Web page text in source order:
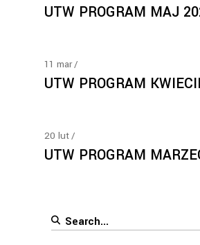
UTW PROGRAM MAJ
11 mar
UTW PROGRAM
20 lut
UTW PROGRAM
Search